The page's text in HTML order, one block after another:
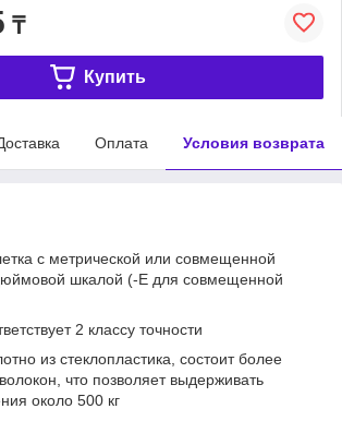
₸
Купить
Оплата Условия возврата
с метрической или совмещенной
шкалой (-Е для совмещенной
2 классу точности
из стеклопластика, состоит более
что позволяет выдерживать
около 500 кг